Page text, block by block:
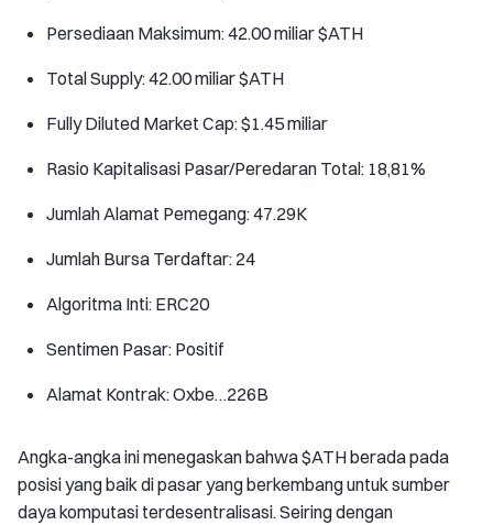
Persediaan Maksimum: 42.00 miliar $ATH
Total Supply: 42.00 miliar $ATH
Fully Diluted Market Cap: $1.45 miliar
Rasio Kapitalisasi Pasar/Peredaran Total: 18,81%
Jumlah Alamat Pemegang: 47.29K
Jumlah Bursa Terdaftar: 24
Algoritma Inti: ERC20
Sentimen Pasar: Positif
Alamat Kontrak: Oxbe…226B
Angka-angka ini menegaskan bahwa $ATH berada pada
posisi yang baik di pasar yang berkembang untuk sumber
daya komputasi terdesentralisasi. Seiring dengan